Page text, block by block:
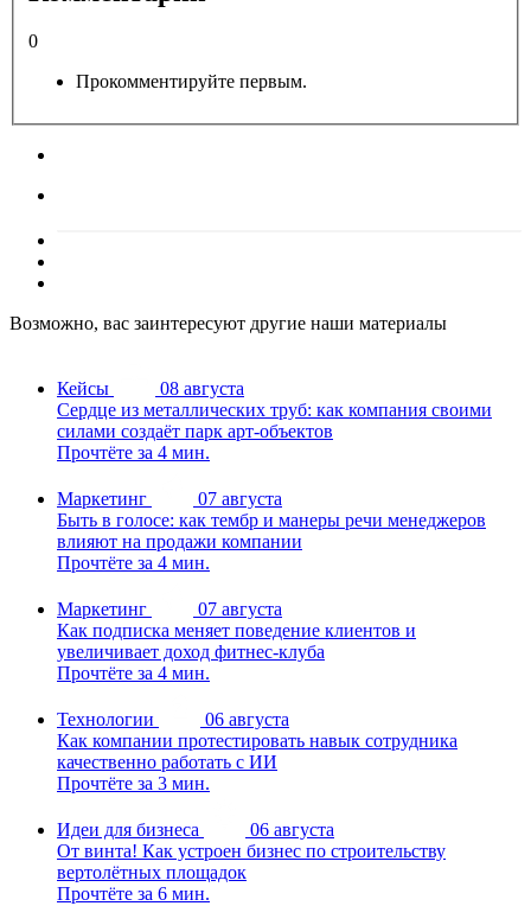
0
Прокомментируйте первым.
Возможно, вас заинтересуют другие наши материалы
Кейсы
08 августа
Сердце из металлических труб: как компания своими
силами создаёт парк арт-объектов
Прочтёте за 4 мин.
Маркетинг
07 августа
Быть в голосе: как тембр и манеры речи менеджеров
влияют на продажи компании
Прочтёте за 4 мин.
Маркетинг
07 августа
Как подписка меняет поведение клиентов и
увеличивает доход фитнес-клуба
Прочтёте за 4 мин.
Технологии
06 августа
Как компании протестировать навык сотрудника
качественно работать с ИИ
Прочтёте за 3 мин.
Идеи для бизнеса
06 августа
От винта! Как устроен бизнес по строительству
вертолётных площадок
Прочтёте за 6 мин.